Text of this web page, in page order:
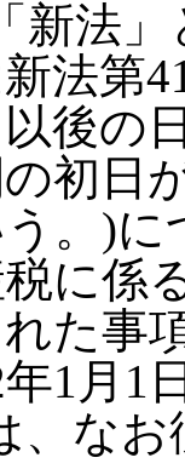
新法
法第
後の
初日
。)に
に係
た事
1月1
、な